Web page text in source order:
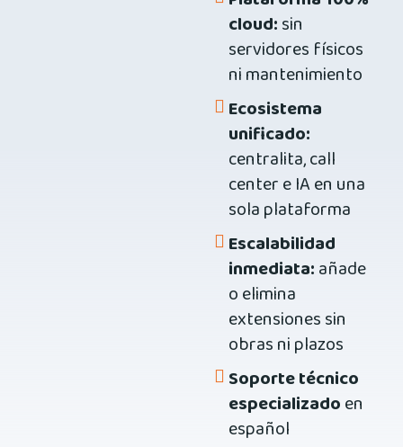
cloud:sin
servidores físicos
ni mantenimiento
Ecosistema
unificado:
centralita, call
center e IA en una
sola plataforma
Escalabilidad
inmediata:añade
o elimina
extensiones sin
obras ni plazos
Soporte técnico
especializadoen
español